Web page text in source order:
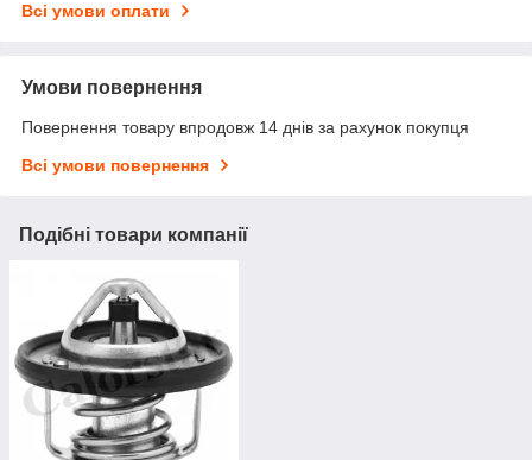
Всі умови оплати
Умови повернення
Повернення товару впродовж 14 днів за рахунок покупця
Всі умови повернення
Подібні товари компанії